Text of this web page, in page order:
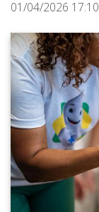
01/04/2026 17:10